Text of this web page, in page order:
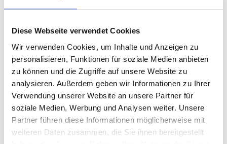
Diese Webseite verwendet Cookies
Wir verwenden Cookies, um Inhalte und Anzeigen zu
personalisieren, Funktionen für soziale Medien anbieten
zu können und die Zugriffe auf unsere Website zu
analysieren. Außerdem geben wir Informationen zu Ihrer
Verwendung unserer Website an unsere Partner für
soziale Medien, Werbung und Analysen weiter. Unsere
Partner führen diese Informationen möglicherweise mit
weiteren Daten zusammen, die Sie ihnen bereitgestellt
La gestión medioambiental forma parte del sistema
comprensión holística de la calidad y el medio ambiente, con
la satisfacción de las partes interesadas en el centro de
nuestras acciones.